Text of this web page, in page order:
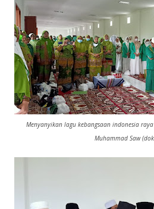
Menyanyikan lagu kebangsaan indonesia
Muhammad Saw